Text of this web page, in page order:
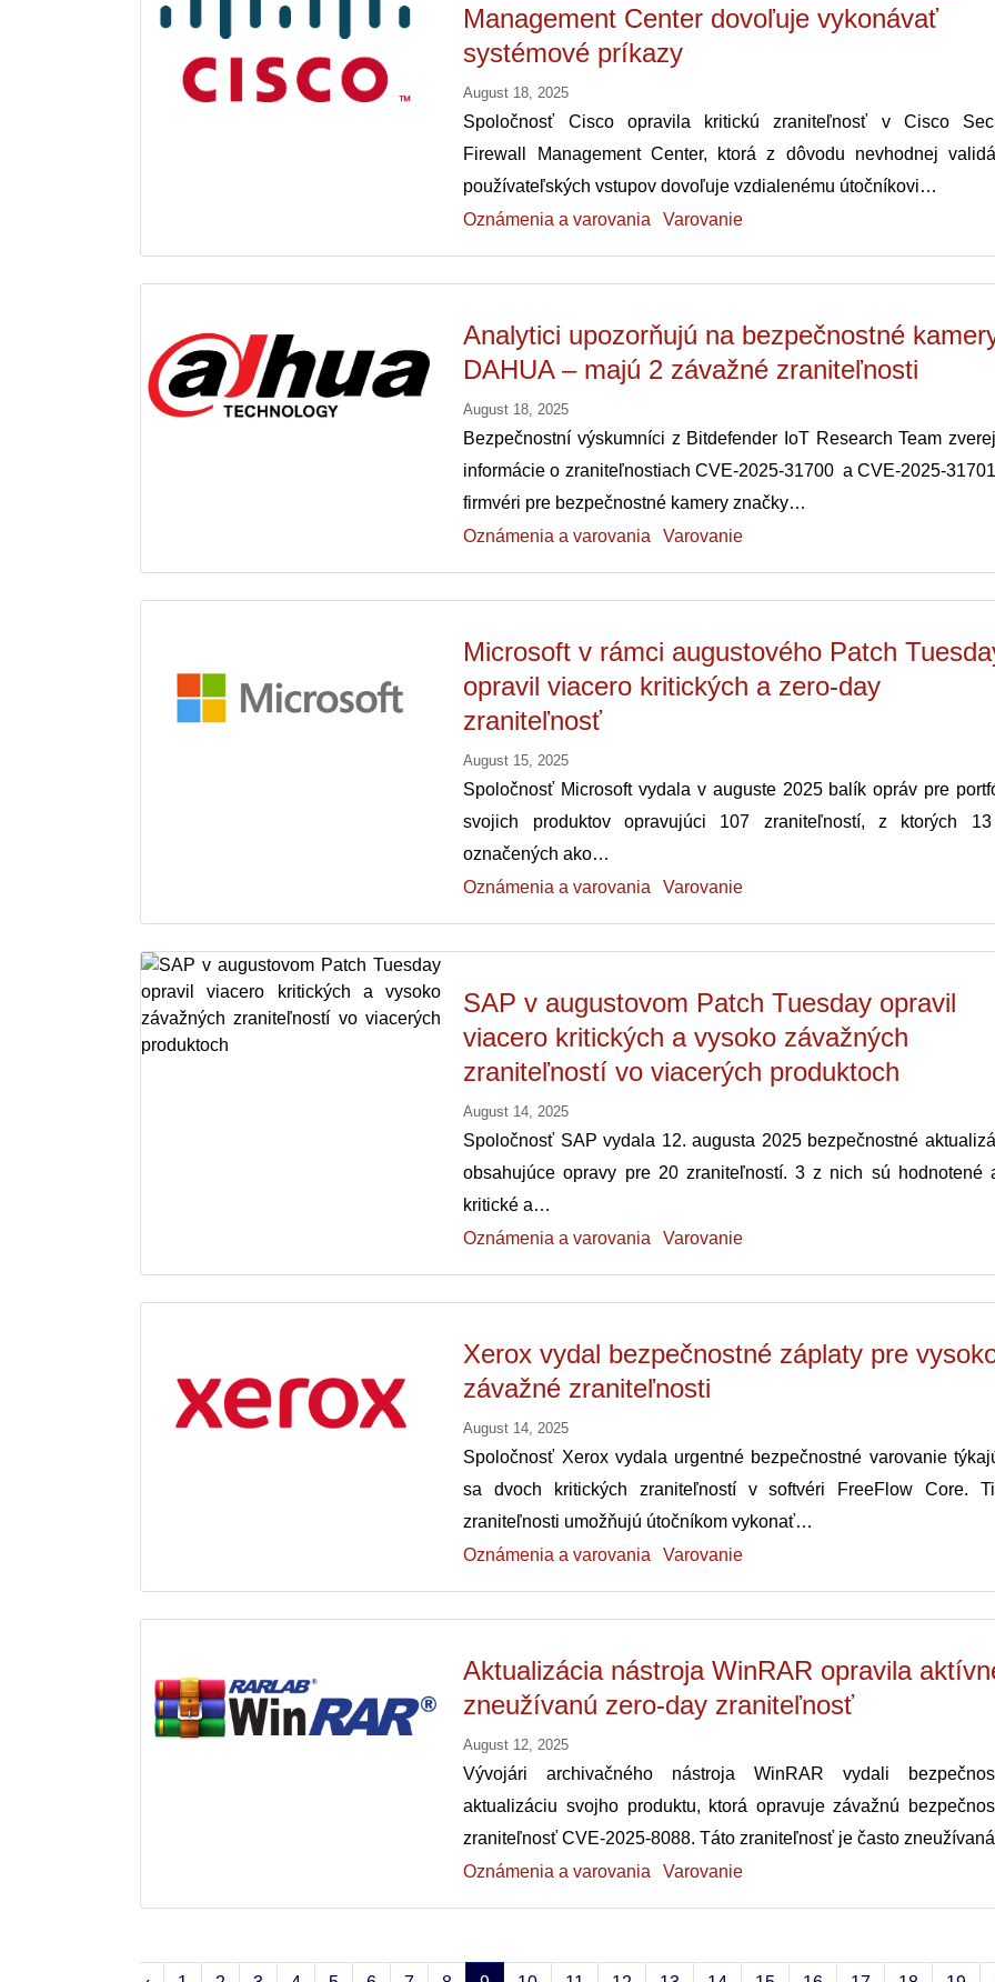
Management Center dovoľuje vykonávať
systémové príkazy
August 18, 2025
Spoločnosť Cisco opravila kritickú zraniteľnosť v Cisco
Firewall Management Center, ktorá z dôvodu nevhodnej
používateľských vstupov dovoľuje vzdialenému útočníkovi…
Oznámenia a varovania
Varovanie
Analytici upozorňujú na bezpečnostné
DAHUA – majú 2 závažné zraniteľnosti
August 18, 2025
Bezpečnostní výskumníci z Bitdefender IoT Research Team
informácie o zraniteľnostiach CVE-2025-31700 a CVE-2025-
firmvéri pre bezpečnostné kamery značky…
Oznámenia a varovania
Varovanie
Microsoft v rámci augustového Patch
opravil viacero kritických a zero-day
zraniteľnosť
August 15, 2025
Spoločnosť Microsoft vydala v auguste 2025 balík opráv pre
svojich produktov opravujúci 107 zraniteľností, z ktorých
označených ako…
Oznámenia a varovania
Varovanie
SAP v augustovom Patch Tuesday opravil
viacero kritických a vysoko závažných
zraniteľností vo viacerých produktoch
August 14, 2025
Spoločnosť SAP vydala 12. augusta 2025 bezpečnostné
obsahujúce opravy pre 20 zraniteľností. 3 z nich sú hodnotené
kritické a…
Oznámenia a varovania
Varovanie
Xerox vydal bezpečnostné záplaty pre
závažné zraniteľnosti
August 14, 2025
Spoločnosť Xerox vydala urgentné bezpečnostné varovanie
sa dvoch kritických zraniteľností v softvéri FreeFlow Core.
zraniteľnosti umožňujú útočníkom vykonať…
Oznámenia a varovania
Varovanie
Aktualizácia nástroja WinRAR opravila
zneužívanú zero-day zraniteľnosť
August 12, 2025
Vývojári archivačného nástroja WinRAR vydali
aktualizáciu svojho produktu, ktorá opravuje závažnú
zraniteľnosť CVE-2025-8088. Táto zraniteľnosť je často
Oznámenia a varovania
Varovanie